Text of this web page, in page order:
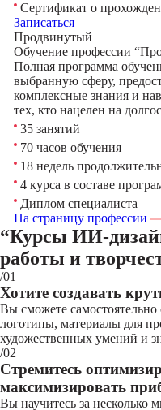
Сертификат о
Записаться
Продвинутый
Обучение профессии
Полная программа
выбранную сферу,
комплексные знания и
тех, кто нацелен на
35 занятий
70 часов обучения
18 недель
4 курса в составе
Диплом специалиста
На страницу профессии
“Курсы ИИ-
работы и
/01
Хотите создавать
Вы сможете самостоятельно
логотипы, материалы для
художественных умений и
/02
Стремитесь
максимизировать
Вы научитесь за несколько